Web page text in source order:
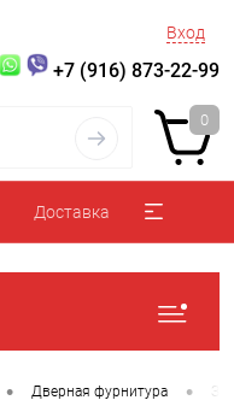
Вход
+7 (916) 873-22-99
0
Доставка
• Дверная фурнитура •